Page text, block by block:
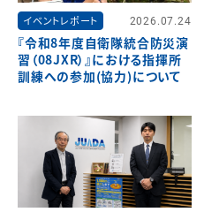
イベントレポート 2026.07.24
『令和8年度自衛隊統合防災演
習（08JXR）』における指揮所
訓練への参加(協力)について